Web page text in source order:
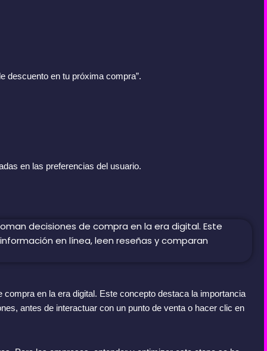
descuento en tu próxima compra”.
en las preferencias del usuario.
en la era digital. Este concepto destaca la importancia
antes de interactuar con un punto de venta o hacer clic en